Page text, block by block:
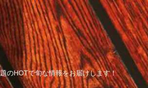
のHOTで旬な情報をお届けします！